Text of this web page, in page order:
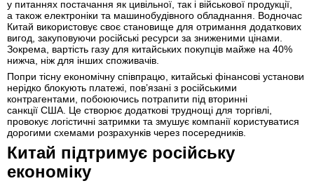
у питаннях постачання як цивільної, так і військової продукції,
а також електроніки та машинобудівного обладнання. Водночас
Китай використовує своє становище для отримання додаткових
вигод, закуповуючи російські ресурси за зниженими цінами.
Зокрема, вартість газу для китайських покупців майже на 40%
нижча, ніж для інших споживачів.
Попри тісну економічну співпрацю, китайські фінансові установи
нерідко блокують платежі, пов’язані з російськими
контрагентами, побоюючись потрапити під вторинні
санкції США. Це створює додаткові труднощі для торгівлі,
провокує логістичні затримки та змушує компанії користуватися
дорогими схемами розрахунків через посередників.
Китай підтримує російську
економіку